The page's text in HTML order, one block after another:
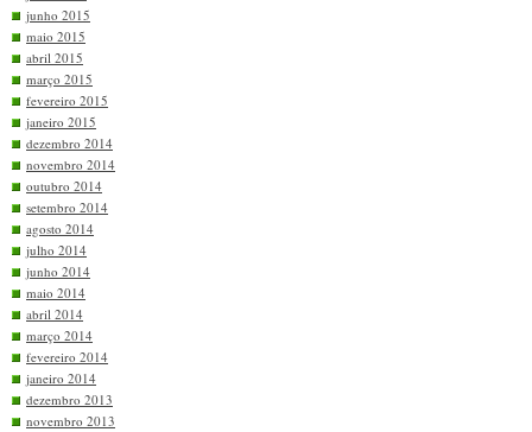
junho 2015
maio 2015
abril 2015
março 2015
fevereiro 2015
janeiro 2015
dezembro 2014
novembro 2014
outubro 2014
setembro 2014
agosto 2014
julho 2014
junho 2014
maio 2014
abril 2014
março 2014
fevereiro 2014
janeiro 2014
dezembro 2013
novembro 2013